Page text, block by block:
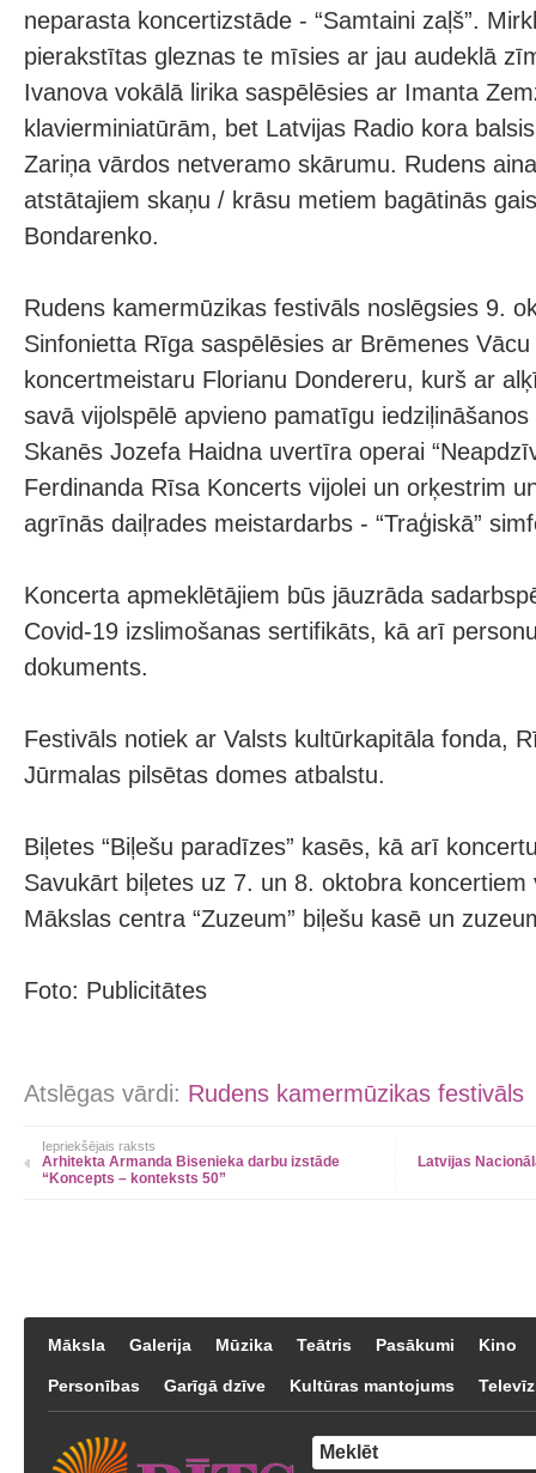
neparasta koncertizstāde - “Samtaini zaļš”.
pierakstītas gleznas te mīsies ar jau audeklā
Ivanova vokālā lirika saspēlēsies ar Imanta
klavierminiatūrām, bet Latvijas Radio kora
Zariņa vārdos netveramo skārumu. Rudens
atstātajiem skaņu / krāsu metiem bagātinās
Bondarenko.
Rudens kamermūzikas festivāls noslēgsies 9.
Sinfonietta Rīga saspēlēsies ar Brēmenes
koncertmeistaru Florianu Dondereru, kurš ar
savā vijolspēlē apvieno pamatīgu
Skanēs Jozefa Haidna uvertīra operai
Ferdinanda Rīsa Koncerts vijolei un orķestrim
agrīnās daiļrades meistardarbs - “Traģiskā”
Koncerta apmeklētājiem būs jāuzrāda
Covid-19 izslimošanas sertifikāts, kā arī
dokuments.
Festivāls notiek ar Valsts kultūrkapitāla fonda,
Jūrmalas pilsētas domes atbalstu.
Biļetes “Biļešu paradīzes” kasēs, kā arī
Savukārt biļetes uz 7. un 8. oktobra koncertiem
Mākslas centra “Zuzeum” biļešu kasē un
Foto: Publicitātes
Atslēgas vārdi: Rudens kamermūzikas festivāls
Iepriekšējais raksts
Arhitekta Armanda Bisenieka darbu izstāde
“Koncepts – konteksts 50”
Latvijas
Māksla Galerija Mūzika Teātris Pasākumi Kino
Personības Garīgā dzīve Kultūras mantojums